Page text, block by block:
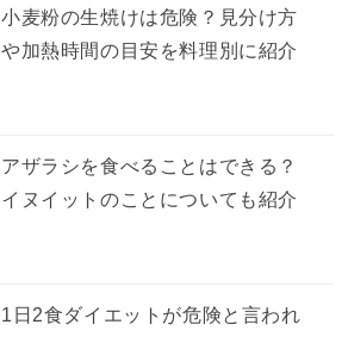
小麦粉の生焼けは危険？見分け方
や加熱時間の目安を料理別に紹介
アザラシを食べることはできる？
イヌイットのことについても紹介
1日2食ダイエットが危険と言われ